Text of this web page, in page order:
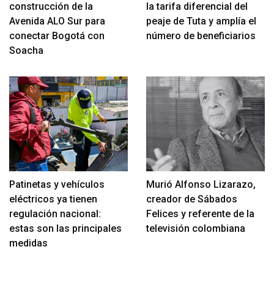
construcción de la
Avenida ALO Sur para
conectar Bogotá con
Soacha
la tarifa diferencial del
peaje de Tuta y amplía el
número de beneficiarios
Patinetas y vehículos
eléctricos ya tienen
regulación nacional:
estas son las principales
medidas
Murió Alfonso Lizarazo,
creador de Sábados
Felices y referente de la
televisión colombiana